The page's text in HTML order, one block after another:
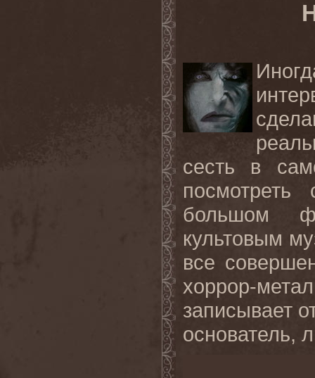
сесть в
большом
культовым
все
хоррор-
записывает
основатель,